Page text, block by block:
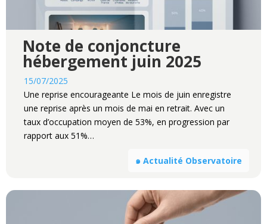
Note de conjoncture
hébergement juin 2025
15/07/2025
Une reprise encourageante Le mois de juin enregistre
une reprise après un mois de mai en retrait. Avec un
taux d’occupation moyen de 53%, en progression par
rapport aux 51%…
๑ Actualité Observatoire